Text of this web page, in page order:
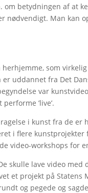
om betydningen af at
nødvendigt. Man kan
som
uddannet fra Det
var
’live’.
i kunst fra de er
i flere
video-workshops for
skulle lave video
et projekt på Statens
og pegede og